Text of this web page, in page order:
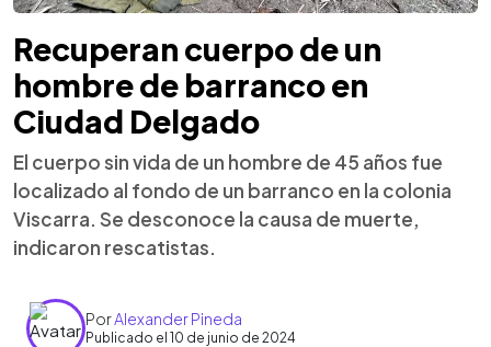
Recuperan cuerpo de un
hombre de barranco en
Ciudad Delgado
El cuerpo sin vida de un hombre de 45 años fue
localizado al fondo de un barranco en la colonia
Viscarra. Se desconoce la causa de muerte,
indicaron rescatistas.
PorAlexander Pineda
Publicado el 10 de junio de 2024